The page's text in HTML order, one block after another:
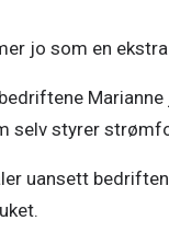
jo som en
selv styrer
uansett